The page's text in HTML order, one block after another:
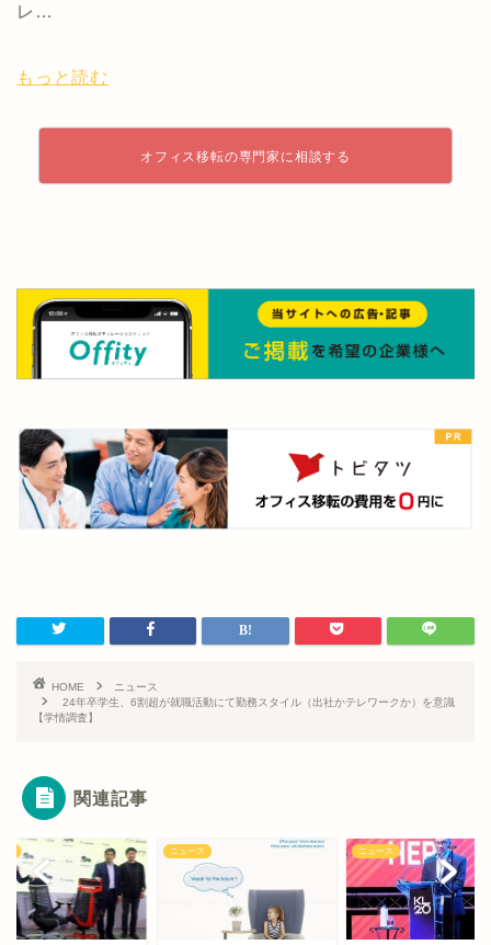
レ…
もっと読む
オフィス移転の専門家に相談する
HOME
ニュース
24年卒学生、6割超が就職活動にて勤務スタイル（出社かテレワークか）を意識
【学情調査】
関連記事
ニュース ニュース